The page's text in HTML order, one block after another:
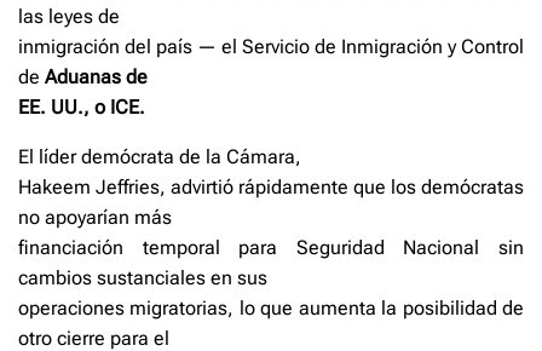
las leyes de
inmigración del país — el Servicio de Inmigración y Control
de Aduanas de
EE. UU., o ICE.
El líder demócrata de la Cámara,
Hakeem Jeffries, advirtió rápidamente que los demócratas
no apoyarían más
financiación temporal para Seguridad Nacional sin
cambios sustanciales en sus
operaciones migratorias, lo que aumenta la posibilidad de
otro cierre para el